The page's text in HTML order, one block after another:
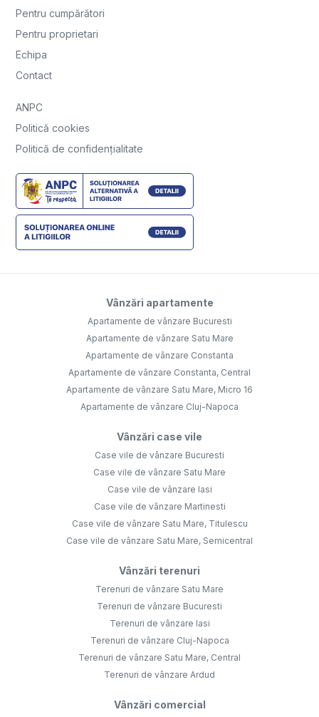
Pentru cumpărători
Pentru proprietari
Echipa
Contact
ANPC
Politică cookies
Politică de confidențialitate
Vânzări apartamente
Apartamente de vânzare Bucuresti
Apartamente de vânzare Satu Mare
Apartamente de vânzare Constanta
Apartamente de vânzare Constanta, Central
Apartamente de vânzare Satu Mare, Micro 16
Apartamente de vânzare Cluj-Napoca
Vânzări case vile
Case vile de vânzare Bucuresti
Case vile de vânzare Satu Mare
Case vile de vânzare Iasi
Case vile de vânzare Martinesti
Case vile de vânzare Satu Mare, Titulescu
Case vile de vânzare Satu Mare, Semicentral
Vânzări terenuri
Terenuri de vânzare Satu Mare
Terenuri de vânzare Bucuresti
Terenuri de vânzare Iasi
Terenuri de vânzare Cluj-Napoca
Terenuri de vânzare Satu Mare, Central
Terenuri de vânzare Ardud
Vânzări comercial